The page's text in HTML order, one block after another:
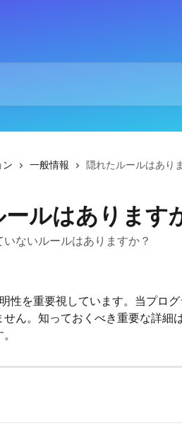
一般情報 隠れたルールはあり
ルはあります
ないルールはありますか？
性を重要視しています。当プロ
せん。知っておくべき重要な詳細